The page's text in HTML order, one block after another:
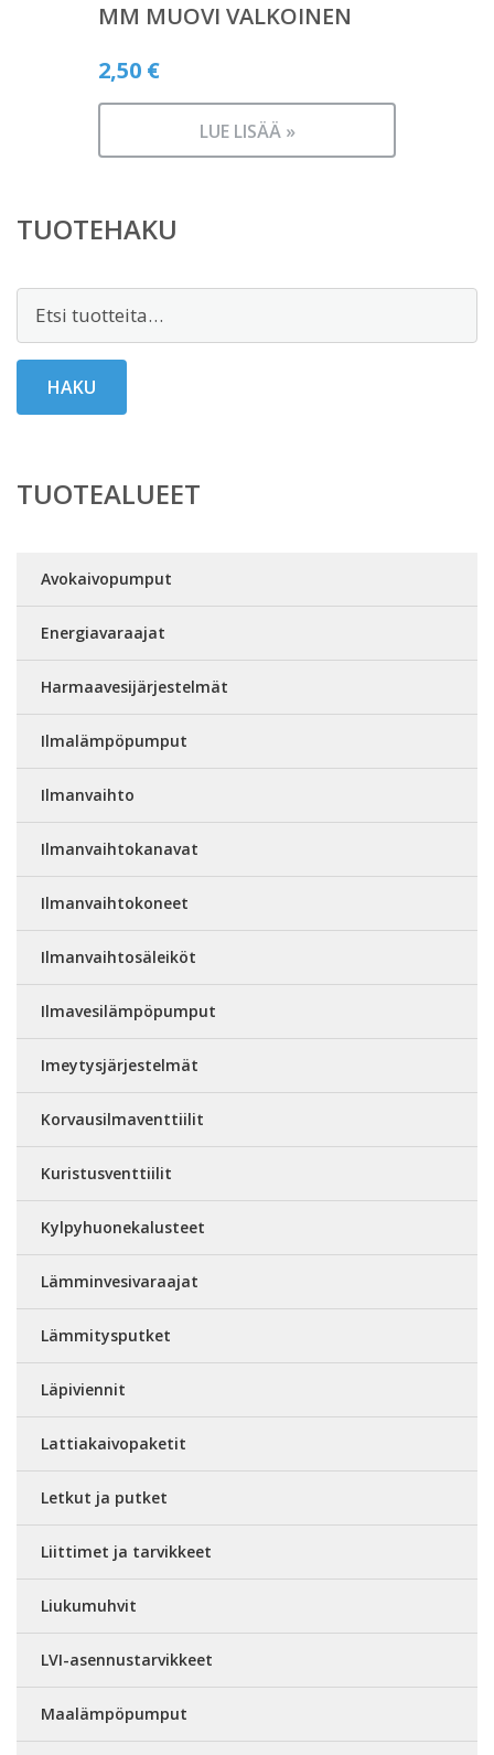
MM MUOVI VALKOINEN
2,50 €
LUE LISÄÄ »
TUOTEHAKU
Etsi:
HAKU
TUOTEALUEET
Avokaivopumput
Energiavaraajat
Harmaavesijärjestelmät
Ilmalämpöpumput
Ilmanvaihto
Ilmanvaihtokanavat
Ilmanvaihtokoneet
Ilmanvaihtosäleiköt
Ilmavesilämpöpumput
Imeytysjärjestelmät
Korvausilmaventtiilit
Kuristusventtiilit
Kylpyhuonekalusteet
Lämminvesivaraajat
Lämmitysputket
Läpiviennit
Lattiakaivopaketit
Letkut ja putket
Liittimet ja tarvikkeet
Liukumuhvit
LVI-asennustarvikkeet
Maalämpöpumput